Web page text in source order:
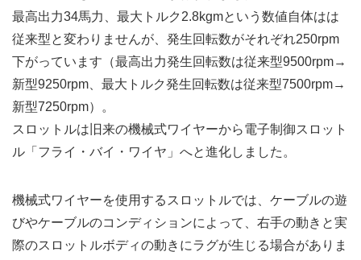
最高出力34馬力、最大トルク2.8kgmという数値自体はは
従来型と変わりませんが、発生回転数がそれぞれ250rpm
下がっています（最高出力発生回転数は従来型9500rpm→
新型9250rpm、最大トルク発生回転数は従来型7500rpm→
新型7250rpm）。
スロットルは旧来の機械式ワイヤーから電子制御スロット
ル「フライ・バイ・ワイヤ」へと進化しました。
機械式ワイヤーを使用するスロットルでは、ケーブルの遊
びやケーブルのコンディションによって、右手の動きと実
際のスロットルボディの動きにラグが生じる場合がありま